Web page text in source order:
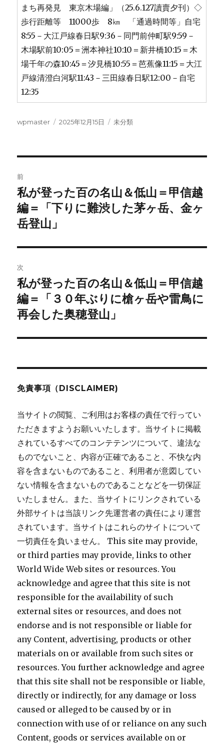
まち再発見 東京木場編」（25.6.127讀賣夕刊）◇
歩行距離等 11000歩 8㎞ 「通過時間等」自宅
8:55－大江戸線春日駅9:36－同門前仲町駅9:59－
木場駅前10:05＝洲本神社10:10＝新井橋10:15＝木
場千年の森10:45＝汐見橋10:55＝芭蕉像11:15＝大江
戸線清澄白河駅11:43－三田線春日駅12:00－自宅
12:35
投
wpmaster
投
2025年12月15日
カ
未分類
稿
ナ
ビ
ゲ
ー
シ
ョ
ン
前
前
の
投
私が登った百の名山＆低山＝甲信越
編＝「下りに難渋した茅ヶ岳、金ヶ
岳登山」
次
次
の
投
私が登った百の名山＆低山＝甲信越
編＝「３０年ぶりに槍ヶ岳や雷鳥に
再会した奥穂登山」
免責事項（DISCLAIMER)
当サイトの閲覧、ご利用はお客様の責任で行ってい
ただきますようお願いいたします。当サイトに掲載
されているすべてのコンテテンツについて、違法な
ものでないこと、内容が正確であること、不快な内
容を含まないものであること、利用者が意図してい
ない情報を含まないものであることなどを一切保証
いたしません。また、当サイトにリンクされている
外部サイトは当該リンク先運営者の責任により運営
されています。当サイトはこれらのサイトについて
一切責任を負いません。 This site may provide,
or third parties may provide, links to other
World Wide Web sites or resources. You
acknowledge and agree that this site is not
responsible for the availability of such
external sites or resources, and does not
endorse and is not responsible or liable for
any Content, advertising, products or other
materials on or available from such sites or
resources. You further acknowledge and agree
that this site shall not be responsible or liable,
directly or indirectly, for any damage or loss
caused or alleged to be caused by or in
connection with use of or reliance on any such
Content, goods or services available on or